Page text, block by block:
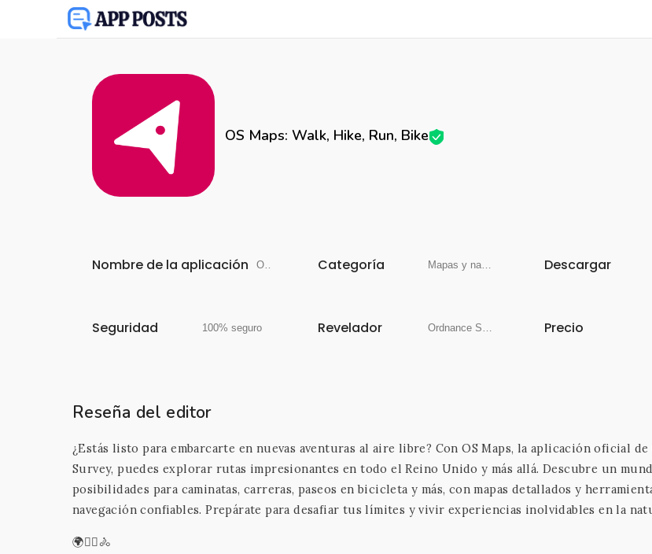
OS Maps: Walk, Hike, Run, Bike
Nombre de la aplicación OS Maps: Walk, Hike, Run, Bike Categoría Mapas y navegación Descargar
Seguridad 100% seguro Revelador Ordnance Survey Ltd Precio
Reseña del editor
¿Estás listo para embarcarte en nuevas aventuras al aire libre? Con OS Maps, la aplicación oficial de
Survey, puedes explorar rutas impresionantes en todo el Reino Unido y más allá. Descubre un
posibilidades para caminatas, carreras, paseos en bicicleta y más, con mapas detallados y
navegación confiables. Prepárate para desafiar tus límites y vivir experiencias inolvidables en la
🌍🚶‍♂️🚴